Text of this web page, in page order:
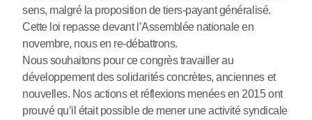
sens, malgré la proposition de tiers-payant généralisé.
Cette loi repasse devant l’Assemblée nationale en
novembre, nous en re-débattrons.
Nous souhaitons pour ce congrès travailler au
développement des solidarités concrètes, anciennes et
nouvelles. Nos actions et réflexions menées en 2015 ont
prouvé qu’il était possible de mener une activité syndicale